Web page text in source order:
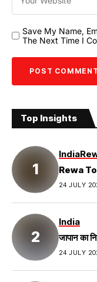
Save My Name,
The Next Time I
Top Insights
India
Rewa
24 JULY
India
जापान का
24 JULY